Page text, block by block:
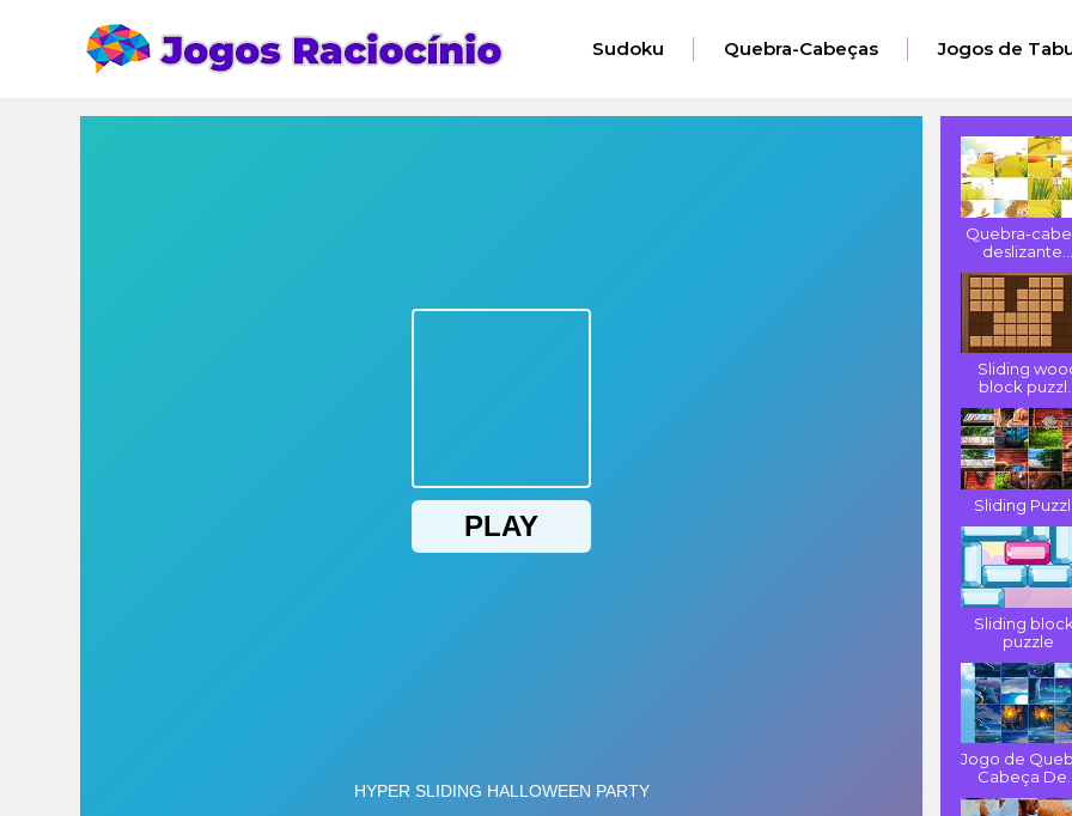
Sudoku Quebra-Cabeças Jogos de
Quebra-
deslizante...
Sliding
block
Sliding
Sliding
puzzle
Jogo de
Cabeça De...